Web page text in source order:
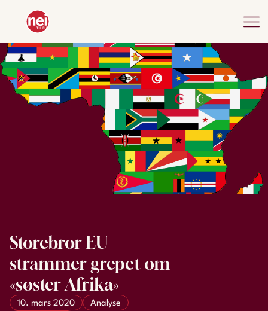
Storebror EU
strammer grepet om
«søster Afrika»
10. mars 2020
Analyse